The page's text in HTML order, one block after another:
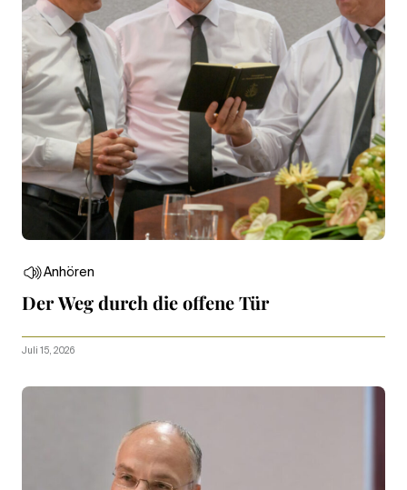
Anhören
Der Weg durch die offene Tür
Juli 15, 2026